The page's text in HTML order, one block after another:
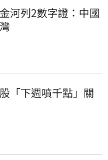
河列2數字證：中國
「下週噴千點」關